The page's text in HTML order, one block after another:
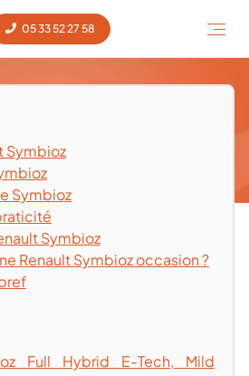
05 33 52 27 58
- Renault
‹ Renault
Symbioz
Symbioz
Symbioz
Renault Symbioz occasion ?
Full Hybrid E-Tech, Mild